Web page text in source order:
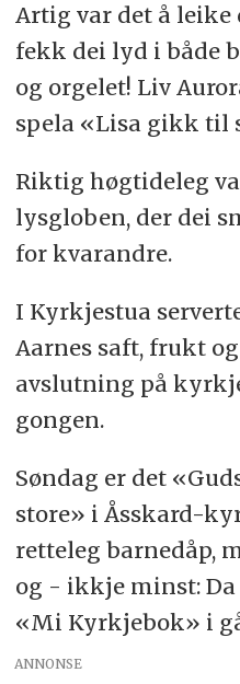
Artig var det å leike
fekk dei lyd i både
og orgelet! Liv
spela «Lisa gikk til
Riktig høgtideleg
lysgloben, der dei
for kvarandre.
I Kyrkjestua
Aarnes saft, frukt
avslutning på
gongen.
Søndag er det
store» i Åsskard-
retteleg barnedåp,
og - ikkje minst:
«Mi Kyrkjebok» i
ANNONSE